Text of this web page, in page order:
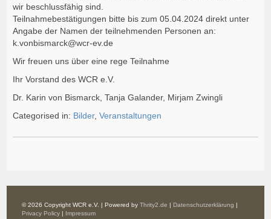
wir beschlussfähig sind.
Teilnahmebestätigungen bitte bis zum 05.04.2024 direkt unter
Angabe der Namen der teilnehmenden Personen an:
k.vonbismarck@wcr-ev.de
Wir freuen uns über eine rege Teilnahme
Ihr Vorstand des WCR e.V.
Dr. Karin von Bismarck, Tanja Galander, Mirjam Zwingli
Categorised in: Bilder,Veranstaltungen
© 2026 Copyright WCR e.V. | Powered byThrity2.de | Datenschutzerklärung |
Privacy Policy | Impressum